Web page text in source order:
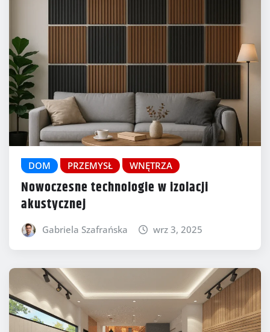
DOM PRZEMYSŁ WNĘTRZA
Nowoczesne technologie w izolacji
akustycznej
Gabriela Szafrańska wrz 3, 2025